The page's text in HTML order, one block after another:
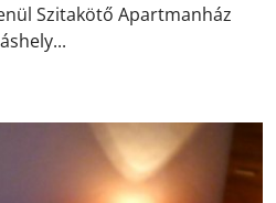
Szitakötő Apartmanház